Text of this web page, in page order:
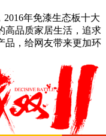
2016年免漆生态板十大
高品质家居生活，追求
品，给网友带来更加环